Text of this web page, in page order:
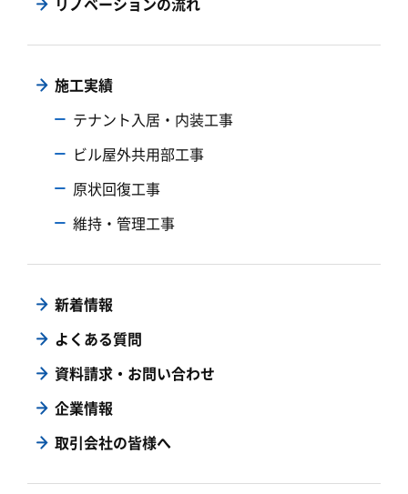
リノベーションの流れ
施工実績
テナント入居・内装工事
ビル屋外共用部工事
原状回復工事
維持・管理工事
新着情報
よくある質問
資料請求・お問い合わせ
企業情報
取引会社の皆様へ